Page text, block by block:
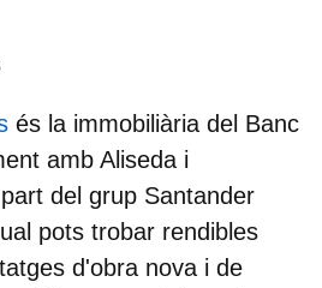
és la immobiliària del Banc
amb Aliseda i
del grup Santander
pots trobar rendibles
d'obra nova i de